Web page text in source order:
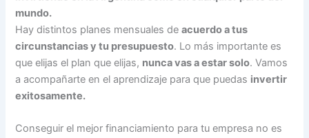
mundo.
Hay distintos planes mensuales deacuerdo a tus
circunstancias y tu presupuesto. Lo más importante es
que elijas el plan que elijas, nunca vas a estar solo. Vamos
a acompañarte en el aprendizaje para que puedas invertir
exitosamente.
Conseguir el mejor financiamiento para tu empresa no es